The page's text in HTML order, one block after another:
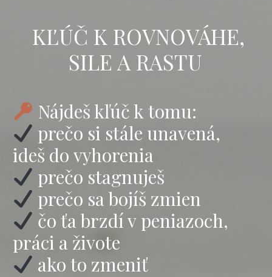
KĽÚČ K ROVNOVÁHE,
SILE A RASTU
Nájdeš kľúč k tomu:
prečo si stále unavená,
ideš do vyhorenia
prečo stagnuješ
prečo sa bojíš zmien
čo ťa brzdí v peniazoch,
práci a živote
ako to zmeniť